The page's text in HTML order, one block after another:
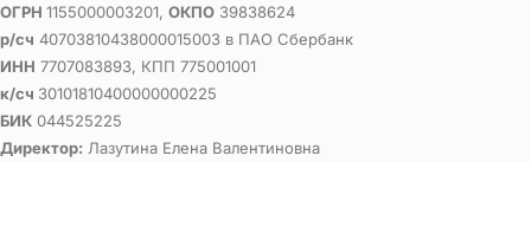
ОГРН 1155000003201, ОКПО 39838624
р/сч 40703810438000015003 в ПАО Сбербанк
ИНН 7707083893, КПП 775001001
к/сч 30101810400000000225
БИК 044525225
Директор: Лазутина Елена Валентиновна